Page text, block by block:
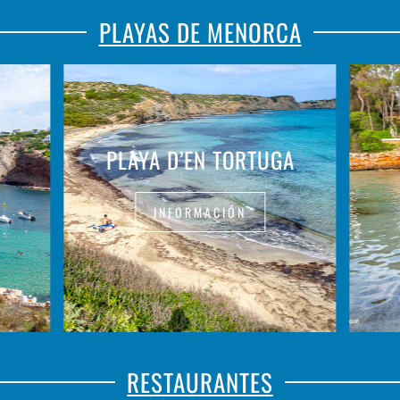
PLAYAS DE MENORCA
PLAYA D’EN TORTUGA
INFORMACIÓN
RESTAURANTES